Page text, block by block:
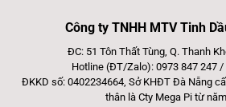
Công ty TNHH MTV Tinh
ĐC: 51 Tôn Thất Tùng, Q. Thanh
Hotline (ĐT/Zalo): 0973 847 247 /
ĐKKD số: 0402234664, Sở KHĐT Đà Nẵng
thân là Cty Mega Pi từ